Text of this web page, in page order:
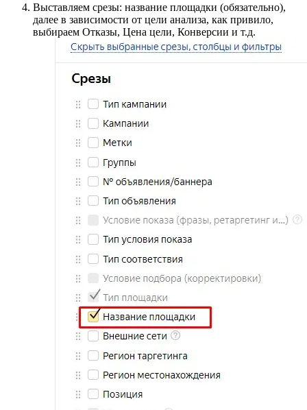
Выставляем срезы: название площадки (обязательно),
далее в зависимости от цели анализа, как привило,
выбираем Отказы, Цена цели, Конверсии и т.д.